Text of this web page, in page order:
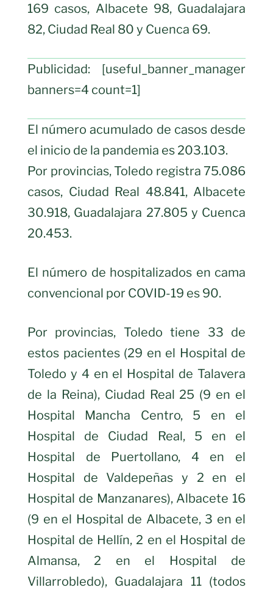
169 casos, Albacete 98, Guadalajara
82, Ciudad Real 80 y Cuenca 69.
Publicidad: [useful_banner_manager
banners=4 count=1]
El número acumulado de casos desde
el inicio de la pandemia es 203.103.
Por provincias, Toledo registra 75.086
casos, Ciudad Real 48.841, Albacete
30.918, Guadalajara 27.805 y Cuenca
20.453.
El número de hospitalizados en cama
convencional por COVID-19 es 90.
Por provincias, Toledo tiene 33 de
estos pacientes (29 en el Hospital de
Toledo y 4 en el Hospital de Talavera
de la Reina), Ciudad Real 25 (9 en el
Hospital Mancha Centro, 5 en el
Hospital de Ciudad Real, 5 en el
Hospital de Puertollano, 4 en el
Hospital de Valdepeñas y 2 en el
Hospital de Manzanares), Albacete 16
(9 en el Hospital de Albacete, 3 en el
Hospital de Hellín, 2 en el Hospital de
Almansa, 2 en el Hospital de
Villarrobledo), Guadalajara 11 (todos